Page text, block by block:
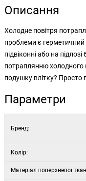
Описання
Холодне повітря
проблеми є герметичний
підвіконні або на
потраплянню холодного
подушку влітку? Просто
Параметри
Бренд:
Колір:
Матеріал поверхневої